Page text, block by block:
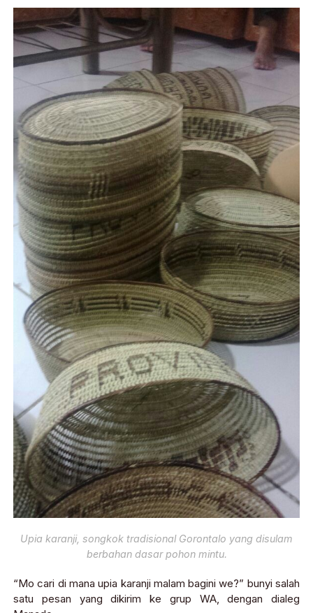
Upia karanji, songkok tradisional Gorontalo yang disulam
berbahan dasar pohon mintu.
“Mo cari di mana upia karanji malam bagini we?” bunyi salah
satu pesan yang dikirim ke grup WA, dengan dialeg